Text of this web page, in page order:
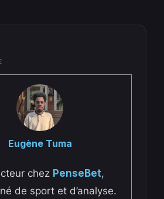
Eugène Tuma
chez PenseBet,
de sport et d’analyse.